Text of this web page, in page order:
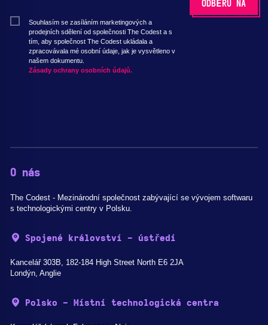
Souhlasím se zasíláním marketingových a
prodejních sdělení od společnosti The Codest a s
tím, aby společnost The Codest ukládala a
zpracovávala mé osobní údaje, jak je vysvětleno v
našem dokumentu.
Zásady ochrany osobních údajů.
O nás
The Codest - Mezinárodní společnost zabývající se vývojem softwaru
s technologickými centry v Polsku.
Spojené království - ústředí
Kancelář 303B, 182-184 High Street North E6 2JA
Londýn, Anglie
Polsko - Místní technologická centra